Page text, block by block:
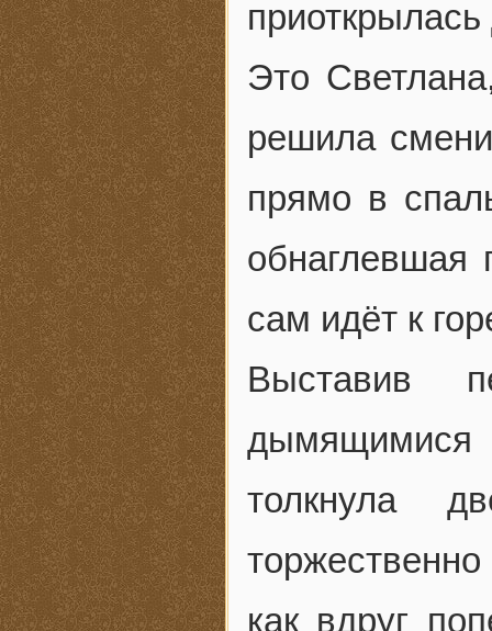
Это
решила
прямо в
обнаглевшая
сам идёт к
Выставив
толкнула
как вдруг